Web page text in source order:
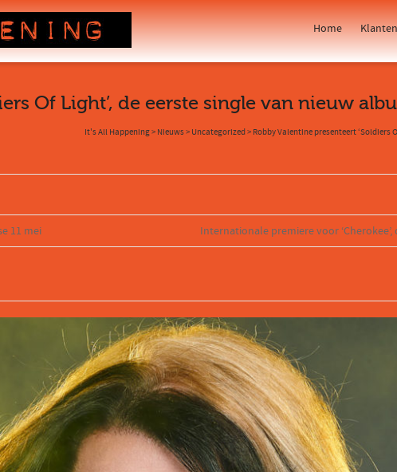
Home Klanten
Of Light’, de eerste single van nieuw
It's All Happening> Nieuws> Uncategorized> Robby Valentine presenteert ‘Soldiers
11 mei Internationale premiere voor